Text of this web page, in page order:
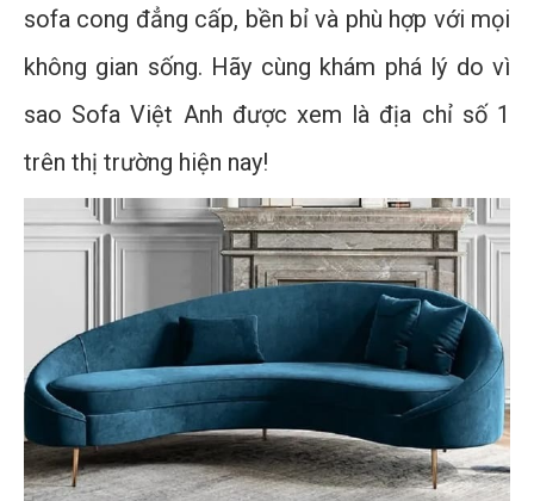
sofa cong đẳng cấp, bền bỉ và phù hợp với mọi
không gian sống. Hãy cùng khám phá lý do vì
sao Sofa Việt Anh được xem là địa chỉ số 1
trên thị trường hiện nay!